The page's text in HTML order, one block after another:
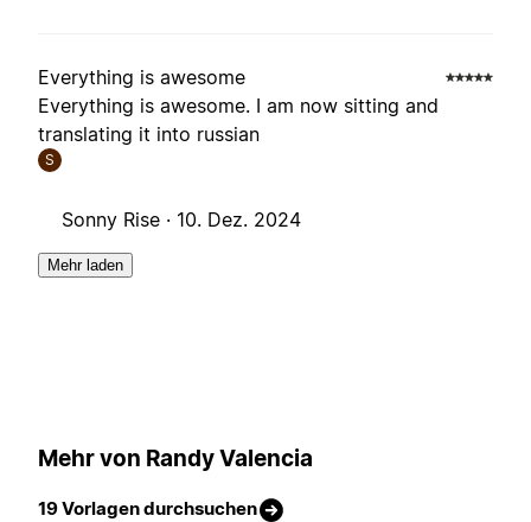
Everything is awesome
Everything is awesome. I am now sitting and
translating it into russian
S
Sonny Rise · 10. Dez. 2024
Mehr laden
Mehr von Randy Valencia
19 Vorlagen durchsuchen